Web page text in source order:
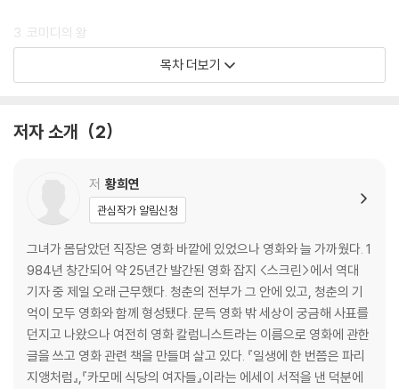
3. 코미디의 왕
찰리 채플린 vs. 버스터 키튼
앨프레드 히치콕 vs. 오손 웰스
6. 영화 언어의 혁명가
장뤼크 고다르 vs. 스탠리 큐브릭
7. 갱스터와 서부극의 부활
프랜시스 포드 코폴라 vs. 세르지오 레오네
8. SF의 시대
조지 루카스 vs. 스티븐 스필버그
목차 더보기
저자 소개 2
저 황희연
관심작가 알림신청
그녀가 몸담았던 직장은 영화 바깥에 있었으나 영화와 늘 가까웠다. 1
984년 창간되어 약 25년간 발간된 영화 잡지 <스크린>에서 역대
기자 중 제일 오래 근무했다. 청춘의 전부가 그 안에 있고, 청춘의 기
억이 모두 영화와 함께 형성됐다. 문득 영화 밖 세상이 궁금해 사표를
던지고 나왔으나 여전히 영화 칼럼니스트라는 이름으로 영화에 관한
글을 쓰고 영화 관련 책을 만들며 살고 있다. 『일생에 한 번쯤은 파리
지앵처럼』,『카모메 식당의 여자들』이라는 에세이 서적을 낸 덕분에